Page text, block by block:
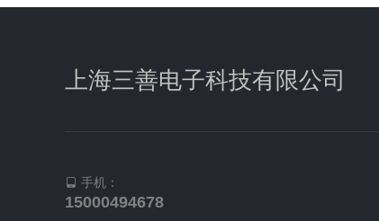
上海三善电子科技有限公司
手机：
15000494678